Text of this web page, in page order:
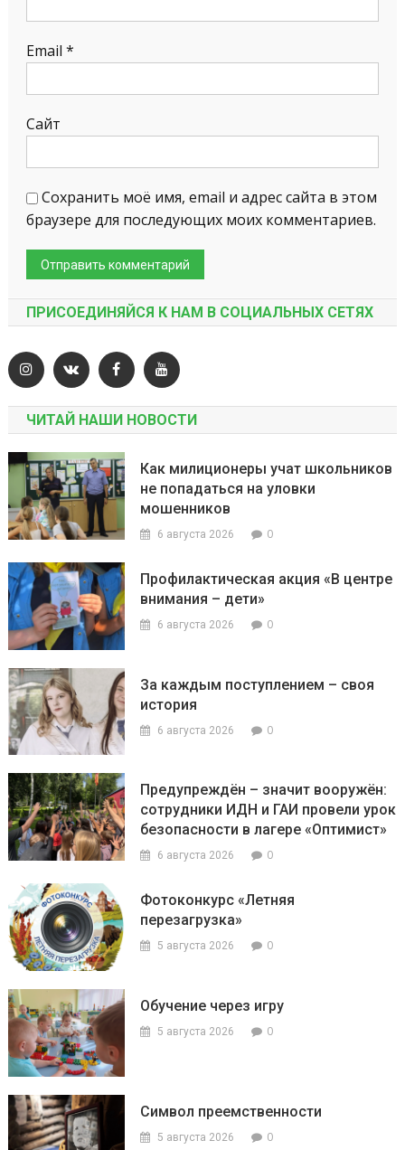
Email *
Сайт
Сохранить моё имя, email и адрес сайта в этом
браузере для последующих моих комментариев.
ПРИСОЕДИНЯЙСЯ К НАМ В СОЦИАЛЬНЫХ СЕТЯХ
ЧИТАЙ НАШИ НОВОСТИ
Как милиционеры учат школьников
не попадаться на уловки
мошенников
6 августа 2026 0
Профилактическая акция «В центре
внимания – дети»
6 августа 2026 0
За каждым поступлением – своя
история
6 августа 2026 0
Предупреждён – значит вооружён:
сотрудники ИДН и ГАИ провели урок
безопасности в лагере «Оптимист»
6 августа 2026 0
Фотоконкурс «Летняя
перезагрузка»
5 августа 2026 0
Обучение через игру
5 августа 2026 0
Символ преемственности
5 августа 2026 0